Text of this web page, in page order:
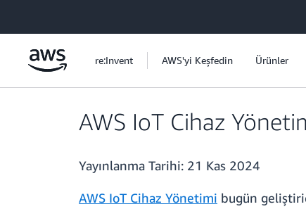
re:Invent AWS'yi Keşfedin Ürünler
AWS IoT Cihaz
Yayınlanma Tarihi: 21 Kas 2024
AWS IoT Cihaz Yönetimi bugün